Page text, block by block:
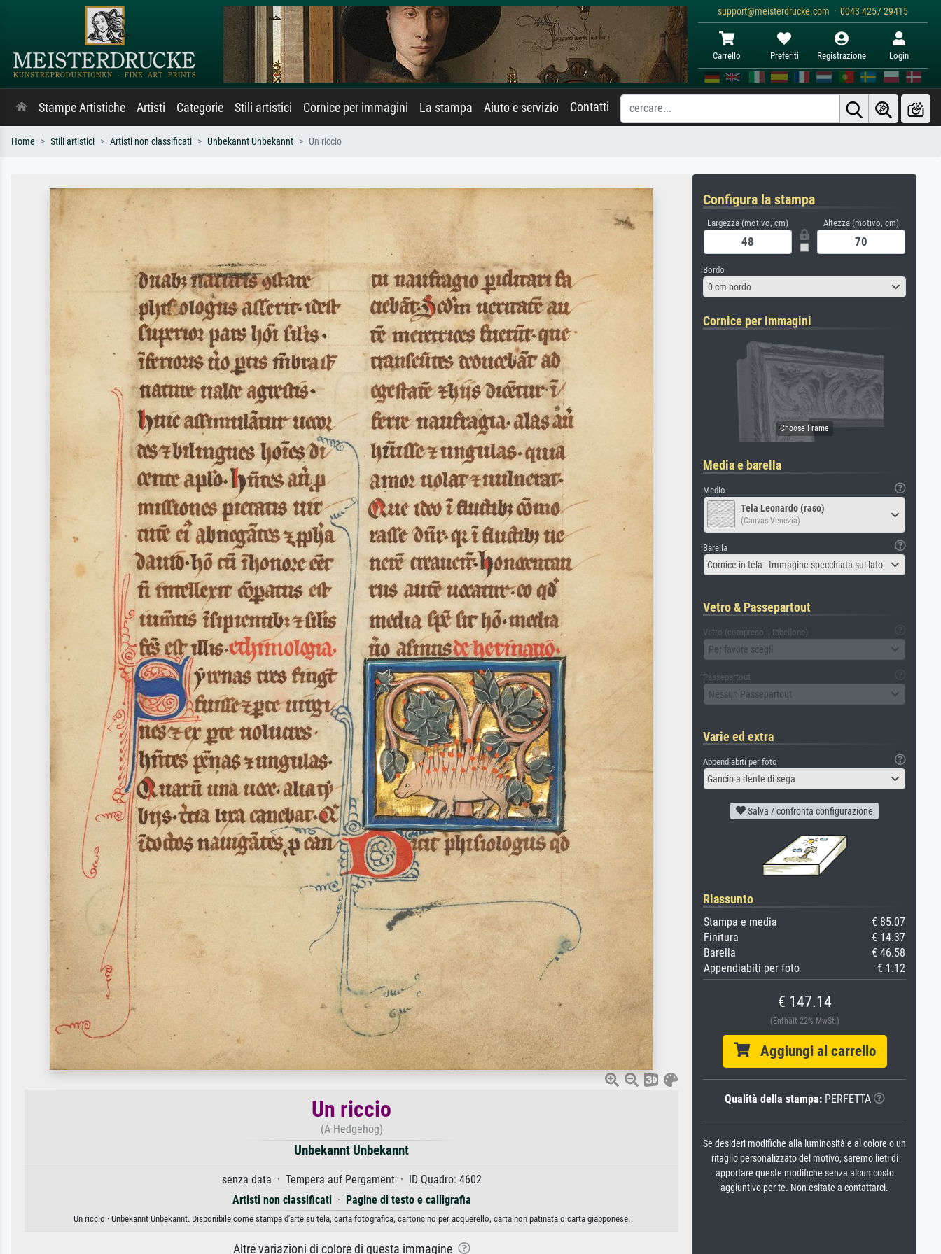
support@meisterdrucke.com · 0043 4257 29415
Carrello Preferiti Registrazione Login
Stampe Artistiche Artisti Categorie Stili artistici Cornice per immagini La stampa Aiuto e servizio Contatti
Home Stili artistici Artisti non classificati Unbekannt Unbekannt Un riccio
Un riccio
(A Hedgehog)
Unbekannt Unbekannt
senza data · Tempera auf Pergament · ID Quadro: 4602
Artisti non classificati· Pagine di testo e calligrafia
Un riccio · Unbekannt Unbekannt. Disponibile come stampa d'arte su tela, carta fotografica, cartoncino per acquerello, carta non patinata o carta giapponese.
Altre variazioni di colore di questa immagine
Configura la stampa
Largezza (motivo, cm) Altezza (motivo, cm)
Bordo
0 cm bordo
Cornice per immagini
Media e barella
Medio
Tela Leonardo (raso)
(Canvas Venezia)
Barella
Cornice in tela - Immagine specchiata sul lato
Vetro & Passepartout
Vetro (compreso il tabellone)
Per favore scegli
Passepartout
Nessun Passepartout
Varie ed extra
Appendiabiti per foto
Gancio a dente di sega
Salva / confronta configurazione
Riassunto
Stampa e media
€ 85.07
Finitura
€ 14.37
Barella
€ 46.58
Appendiabiti per foto
€ 1.12
€ 147.14
(Enthält 22% MwSt.)
Aggiungi al carrello
Qualità della stampa:PERFETTA
Se desideri modifiche alla luminosità e al colore o un
ritaglio personalizzato del motivo, saremo lieti di
apportare queste modifiche senza alcun costo
aggiuntivo per te. Non esitate a contattarci.